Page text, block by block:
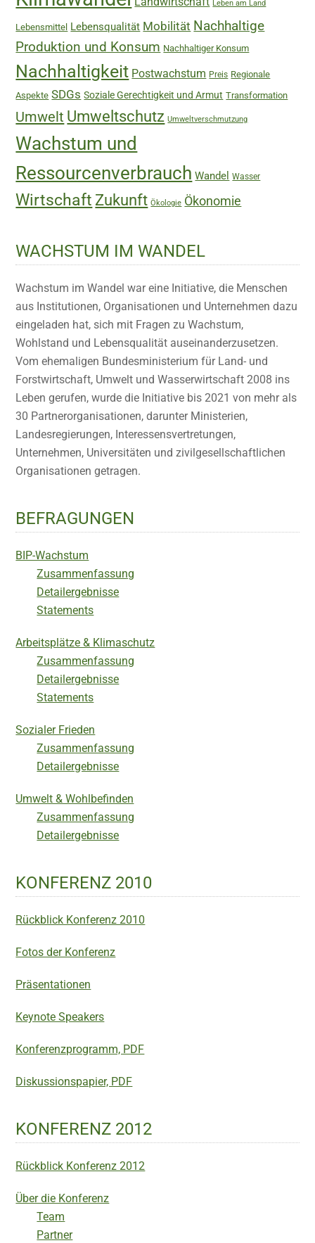
Leben am Land
Lebensmittel Lebensqualität Mobilität Nachhaltige
Produktion und Konsum Nachhaltiger Konsum
Nachhaltigkeit Postwachstum Preis Regionale
Aspekte SDGs Soziale Gerechtigkeit und Armut Transformation
Umwelt Umweltschutz Umweltverschmutzung
Wachstum und
Ressourcenverbrauch Wandel Wasser
Wirtschaft Zukunft Ökologie Ökonomie
WACHSTUM IM WANDEL
Wachstum im Wandel war eine Initiative, die Menschen
aus Institutionen, Organisationen und Unternehmen dazu
eingeladen hat, sich mit Fragen zu Wachstum,
Wohlstand und Lebensqualität auseinanderzusetzen.
Vom ehemaligen Bundesministerium für Land- und
Forstwirtschaft, Umwelt und Wasserwirtschaft 2008 ins
Leben gerufen, wurde die Initiative bis 2021 von mehr als
30 Partnerorganisationen, darunter Ministerien,
Landesregierungen, Interessensvertretungen,
Unternehmen, Universitäten und zivilgesellschaftlichen
Organisationen getragen.
BEFRAGUNGEN
BIP-Wachstum
Zusammenfassung
Detailergebnisse
Statements
Arbeitsplätze & Klimaschutz
Zusammenfassung
Detailergebnisse
Statements
Sozialer Frieden
Zusammenfassung
Detailergebnisse
Umwelt & Wohlbefinden
Zusammenfassung
Detailergebnisse
KONFERENZ 2010
Rückblick Konferenz 2010
Fotos der Konferenz
Präsentationen
Keynote Speakers
Konferenzprogramm, PDF
Diskussionspapier, PDF
KONFERENZ 2012
Rückblick Konferenz 2012
Über die Konferenz
Team
Partner